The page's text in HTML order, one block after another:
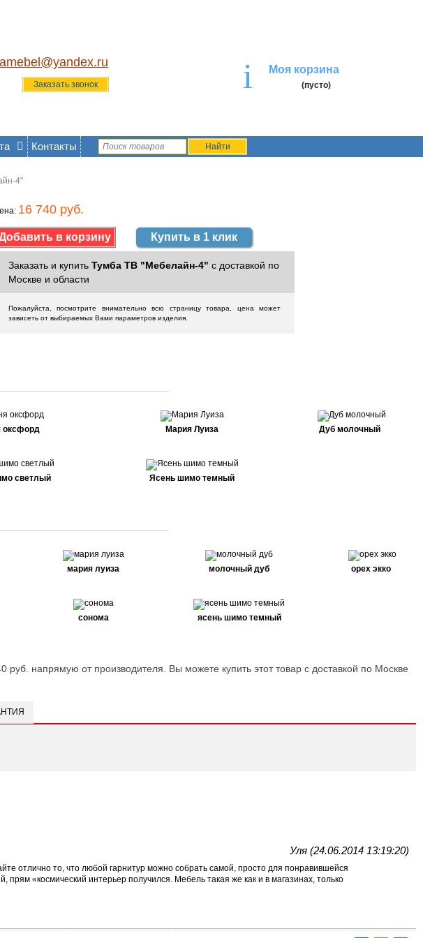
Заказать звонок i Моя корзина
(пусто)
Контакты
4"
16 740 руб.
Купить в 1 клик
Заказать и купить Тумба ТВ "Мебелайн-4" с доставкой по
Москве и области
Пожалуйста, посмотрите внимательно всю страницу товара, цена может
зависеть от выбираемых Вами параметров изделия.
оксфорд Мария Луиза Дуб молочный
светлый Ясень шимо темный
мария луиза молочный дуб орех экко
сонома ясень шимо темный
напрямую от производителя. Вы можете купить этот товар с доставкой по Москве
Уля (24.06.2014 13:19:20)
отлично то, что любой гарнитур можно собрать самой, просто для понравившейся
«космический интерьер получился. Мебель такая же как и в магазинах, только